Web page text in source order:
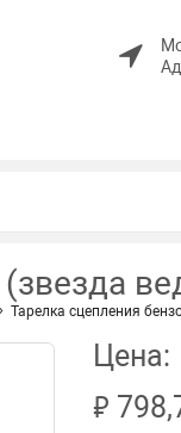
Тарелка сцепления
Цена:
₽